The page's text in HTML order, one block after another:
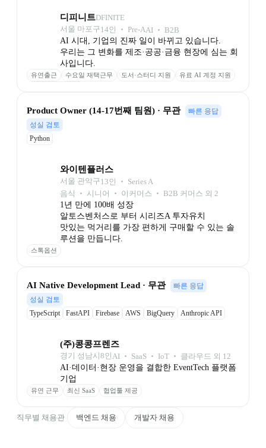
디피니트DFINITE
서울 마포구14인 ‧ Pre-AAI ‧ B2B
AI 시대, 기업의 진짜 일이 바뀌고 있습니다.
우리는 그 변화를 제조·공공·금융 현장에 심는 회
사입니다.
유연출근 수요일 재택근무 도서·스터디 지원
유료 AI 계정 지원
Product Owner (14-17번째 팀원) · 무관
빠른 응답
성실 검토
Python
와이텐플러스
서울 관악구13인 ‧ Series A
음식 ‧ 시니어 ‧ 이커머스 ‧ B2B 커머스 외 2
1년 만에 100배 성장
알토스벤처스로 부터 시리즈A 투자유치
맛있는 먹거리를 가장 편하게 구매할 수 있는 솔
루션을 만듭니다.
스톡옵션
AI Native Development Lead · 무관
빠른 응답
성실 검토
TypeScript
FastAPI Firebase AWS BigQuery
Anthropic API
(주)콩콩프렌즈
경기 성남시 8인AI ‧ SaaS ‧ IoT ‧ 클라우드 외 12
AI·데이터·현장 운영을 결합한 EventTech 플랫폼
기업
유연 근무 최신 SaaS 협업툴 제공
직무별 채용관 백엔드 채용 개발자 채용